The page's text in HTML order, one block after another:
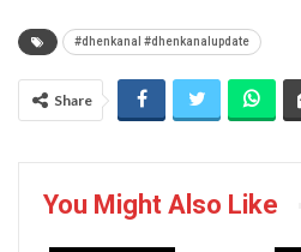
#dhenkanal #dhenkanalupdate
Share
You Might Also Like